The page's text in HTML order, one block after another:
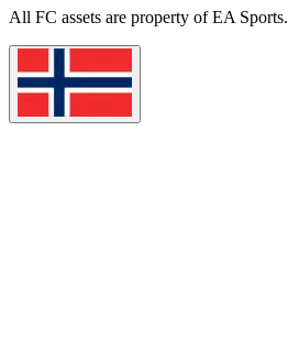
All FC assets are property of EA Sports.